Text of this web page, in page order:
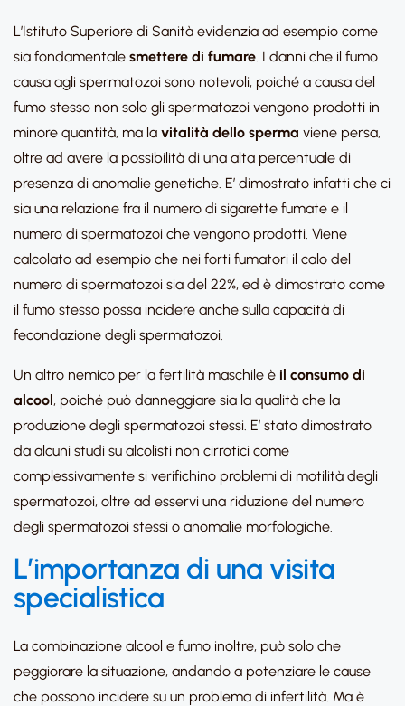
L’Istituto Superiore di Sanità evidenzia ad esempio come
sia fondamentale smettere di fumare. I danni che il fumo
causa agli spermatozoi sono notevoli, poiché a causa del
fumo stesso non solo gli spermatozoi vengono prodotti in
minore quantità, ma la vitalità dello sperma viene persa,
oltre ad avere la possibilità di una alta percentuale di
presenza di anomalie genetiche. E’ dimostrato infatti che ci
sia una relazione fra il numero di sigarette fumate e il
numero di spermatozoi che vengono prodotti. Viene
calcolato ad esempio che nei forti fumatori il calo del
numero di spermatozoi sia del 22%, ed è dimostrato come
il fumo stesso possa incidere anche sulla capacità di
fecondazione degli spermatozoi.
Un altro nemico per la fertilità maschile è il consumo di
alcool, poiché può danneggiare sia la qualità che la
produzione degli spermatozoi stessi. E’ stato dimostrato
da alcuni studi su alcolisti non cirrotici come
complessivamente si verifichino problemi di motilità degli
spermatozoi, oltre ad esservi una riduzione del numero
degli spermatozoi stessi o anomalie morfologiche.
L’importanza di una visita
specialistica
La combinazione alcool e fumo inoltre, può solo che
peggiorare la situazione, andando a potenziare le cause
che possono incidere su un problema di infertilità. Ma è